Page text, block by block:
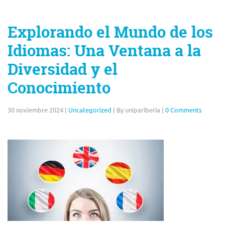
Explorando el Mundo de los
Idiomas: Una Ventana a la
Diversidad y el
Conocimiento
30 noviembre 2024 | Uncategorized | By unipariberia | 0 Comments